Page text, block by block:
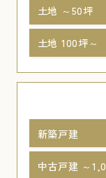
土地 ～50坪
土地 100坪～
新築戸建
中古戸建 ～